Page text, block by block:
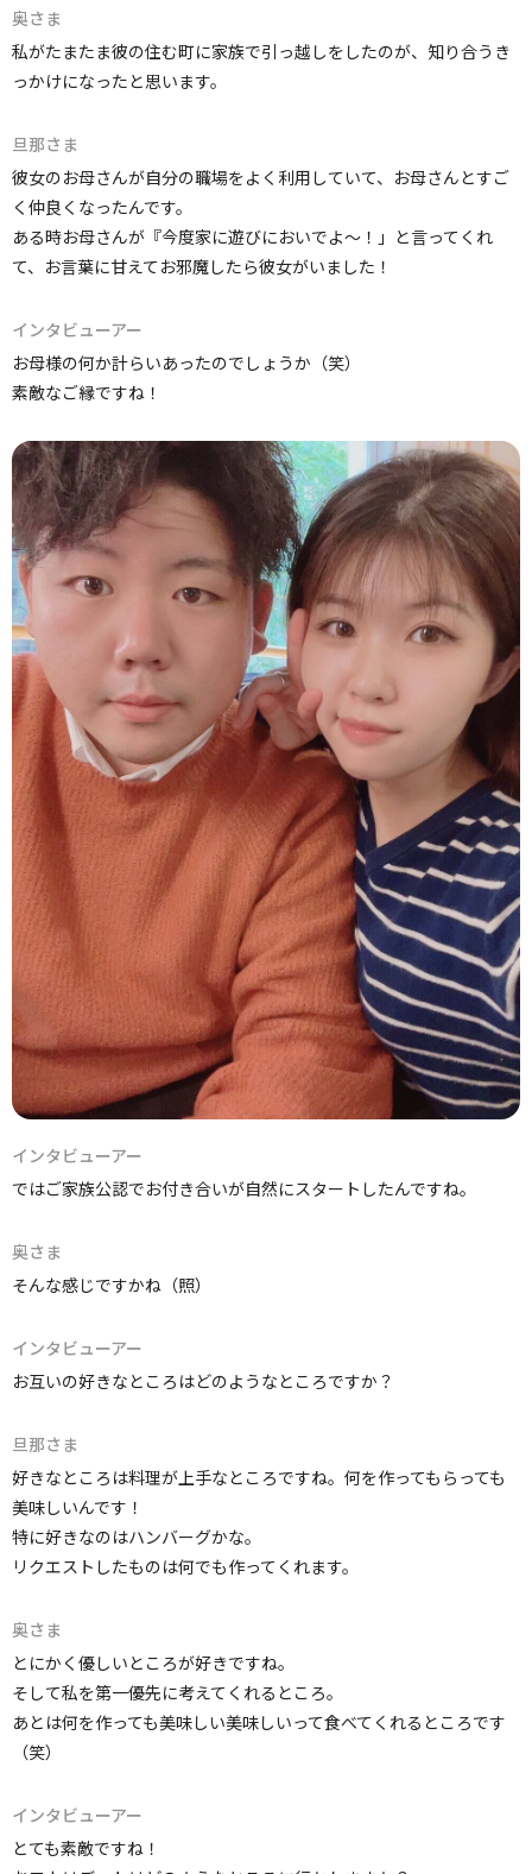
奥さま
私がたまたま彼の住む町に家族で引っ越しをしたのが、知り合うき
っかけになったと思います。
旦那さま
彼女のお母さんが自分の職場をよく利用していて、お母さんとすご
く仲良くなったんです。
ある時お母さんが『今度家に遊びにおいでよ～！」と言ってくれ
て、お言葉に甘えてお邪魔したら彼女がいました！
インタビューアー
お母様の何か計らいあったのでしょうか（笑）
素敵なご縁ですね！
インタビューアー
ではご家族公認でお付き合いが自然にスタートしたんですね。
奥さま
そんな感じですかね（照）
インタビューアー
お互いの好きなところはどのようなところですか？
旦那さま
好きなところは料理が上手なところですね。何を作ってもらっても
美味しいんです！
特に好きなのはハンバーグかな。
リクエストしたものは何でも作ってくれます。
奥さま
とにかく優しいところが好きですね。
そして私を第一優先に考えてくれるところ。
あとは何を作っても美味しい美味しいって食べてくれるところです
（笑）
インタビューアー
とても素敵ですね！